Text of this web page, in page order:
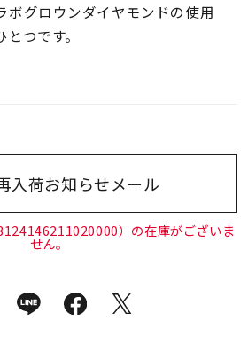
ボグロウンダイヤモンドの使用
つです。
(tax
in)
入荷お知らせメール
）の在庫がございま
せん。